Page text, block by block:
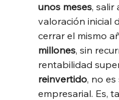
unos meses, salir
valoración inicial
cerrar el mismo
millones, sin
rentabilidad
reinvertido, no
empresarial. Es,